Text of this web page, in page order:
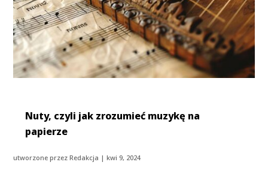
Nuty, czyli jak zrozumieć muzykę na
papierze
utworzone przezRedakcja |kwi 9, 2024